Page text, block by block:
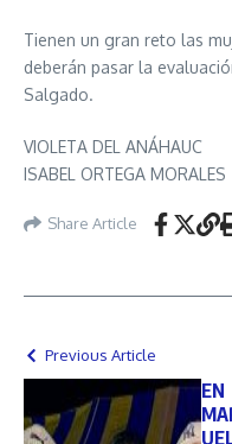
Tienen un gran reto las
deberán pasar la
Salgado.
VIOLETA DEL ANÁHAUC
ISABEL ORTEGA MORALES
Share Article
Previous Article
EN